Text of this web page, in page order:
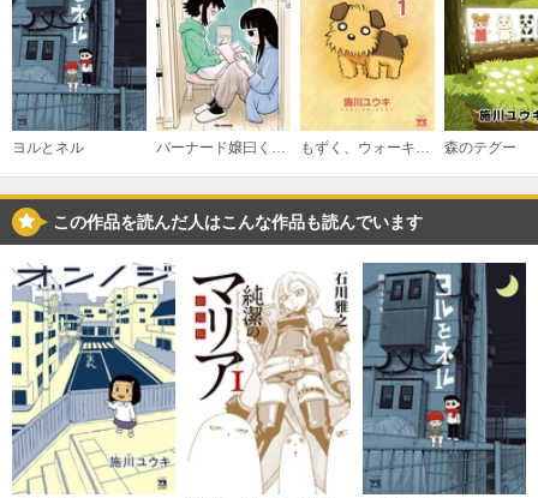
購入する
4
必要ポイント：
購入する
5
必要ポイント：640
購入する
6
必要ポイント：700
購入する
ヨルとネル 森のテグー
この作品を読んだ人はこんな作品も読んでいます